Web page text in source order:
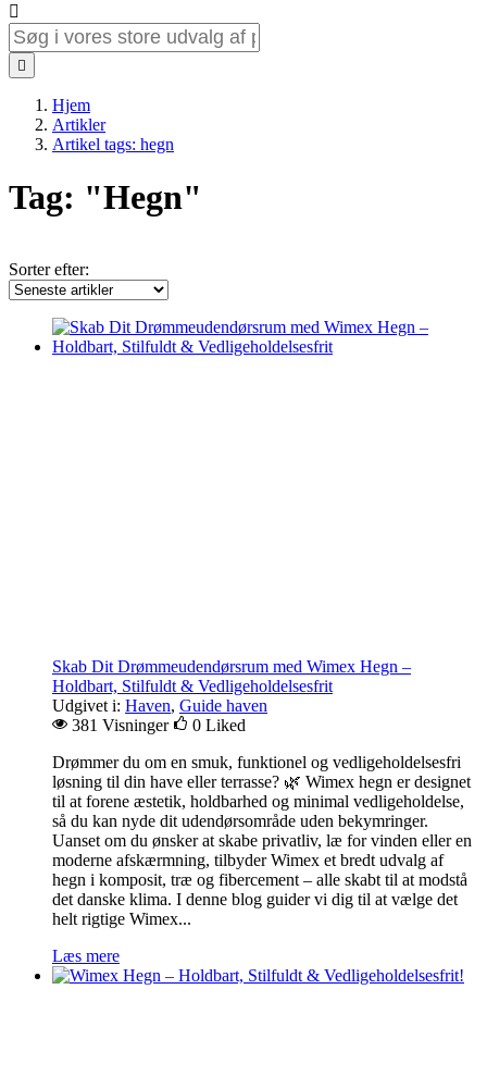


Hjem
Artikler
Artikel tags: hegn
Tag: "Hegn"
Sorter efter:
Skab Dit Drømmeudendørsrum med Wimex Hegn –
Holdbart, Stilfuldt & Vedligeholdelsesfrit
Udgivet i: Haven, Guide haven
381 Visninger
0 Liked
Drømmer du om en smuk, funktionel og vedligeholdelsesfri
løsning til din have eller terrasse? 🌿 Wimex hegn er designet
til at forene æstetik, holdbarhed og minimal vedligeholdelse,
så du kan nyde dit udendørsområde uden bekymringer.
Uanset om du ønsker at skabe privatliv, læ for vinden eller en
moderne afskærmning, tilbyder Wimex et bredt udvalg af
hegn i komposit, træ og fibercement – alle skabt til at modstå
det danske klima. I denne blog guider vi dig til at vælge det
helt rigtige Wimex...
Læs mere